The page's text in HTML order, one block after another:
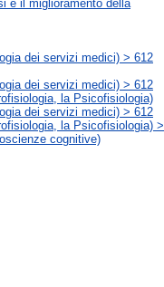
e il miglioramento della
dei servizi medici) > 612
dei servizi medici) > 612
la Psicofisiologia)
dei servizi medici) > 612
la Psicofisiologia) >
cognitive)